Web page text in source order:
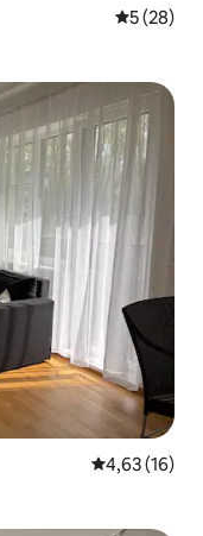
5 de uma
5 (28)
4,63 de uma
4,63 (16)